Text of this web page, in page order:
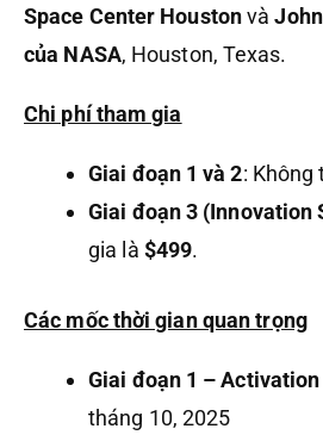
Space Center Houstonvà
của NASA, Houston, Texas.
Chi phí tham gia
Giai đoạn 1 và 2: Không
Giai đoạn 3 (Innovation
gia là $499.
Các mốc thời gian quan trọng
Giai đoạn 1 –
tháng 10, 2025